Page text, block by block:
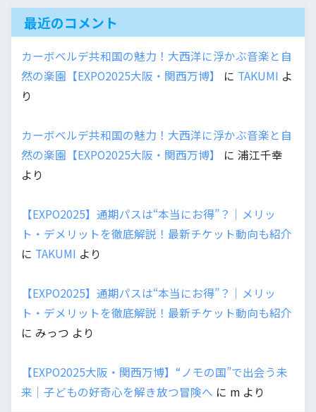
最近のコメント
カーボベルデ共和国の魅力！大西洋に浮かぶ音楽と自
然の楽園【EXPO2025大阪・関西万博】
に TAKUMI よ
り
カーボベルデ共和国の魅力！大西洋に浮かぶ音楽と自
然の楽園【EXPO2025大阪・関西万博】
に 浦江千幸
より
【EXPO2025】通期パスは“本当にお得”？｜メリッ
ト・デメリットを徹底解説！最新チケット動向も紹介
に TAKUMI より
【EXPO2025】通期パスは“本当にお得”？｜メリッ
ト・デメリットを徹底解説！最新チケット動向も紹介
に みっつ より
【EXPO2025大阪・関西万博】“ノモの国”で出会う未
来｜子どもの好奇心を解き放つ冒険へ に m より